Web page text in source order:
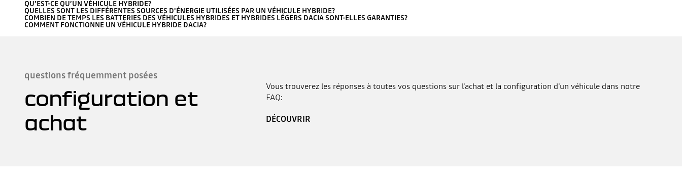
QU’EST-CE QU’UN VÉHICULE HYBRIDE?
QUELLES SONT LES DIFFÉRENTES SOURCES D'ÉNERGIE UTILISÉES PAR UN VÉHICULE HYBRIDE?
COMBIEN DE TEMPS LES BATTERIES DES VÉHICULES HYBRIDES ET HYBRIDES LÉGERS DACIA SONT-ELLES GARANTIES?
COMMENT FONCTIONNE UN VÉHICULE HYBRIDE DACIA?
questions fréquemment posées
configuration et
achat
Vous trouverez les réponses à toutes vos questions sur l'achat et la configuration d'un véhicule dans notre
FAQ:
DÉCOUVRIR